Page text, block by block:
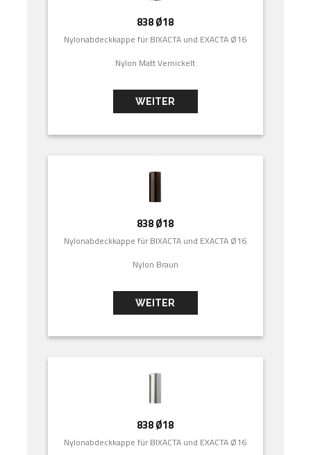
838 Ø18
Nylonabdeckkappe für BIXACTA und EXACTA Ø16
Nylon Matt Vernickelt
WEITER
838 Ø18
Nylonabdeckkappe für BIXACTA und EXACTA Ø16
Nylon Braun
WEITER
838 Ø18
Nylonabdeckkappe für BIXACTA und EXACTA Ø16